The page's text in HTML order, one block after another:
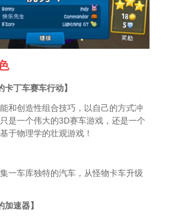
丁车赛车行动】
和创造性组合技巧，以自己的方式冲
是一个伟大的3D赛车游戏，还是一个
于物理学的壮观游戏！
一车库独特的汽车，从怪物卡车升级
速器】